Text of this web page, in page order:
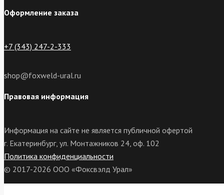
Оформление заказа
+7 (343) 247-2-333
shop@foxweld-ural.ru
Правовая информация
Информация на сайте не является публичной офертой
г. Екатеринбург, ул. Монтажников 24, оф. 102
Политика конфиденциальности
© 2017-2026 ООО «Фоксвэлд Урал»